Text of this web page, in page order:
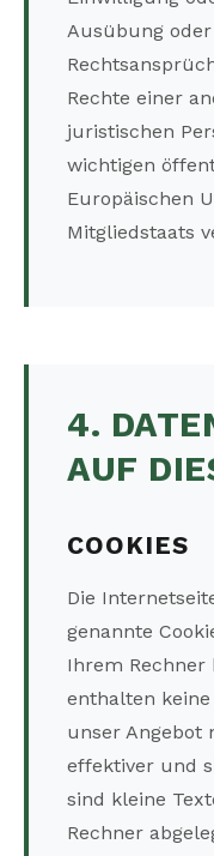
Ausübung
Rechte einer
juristischen
wichtigen
Europäischen
Mitgliedstaats
4.
AUF
COOKIES
Die
genannte
Ihrem Rechner
enthalten keine
unser Angebot
effektiver und
sind kleine
Rechner